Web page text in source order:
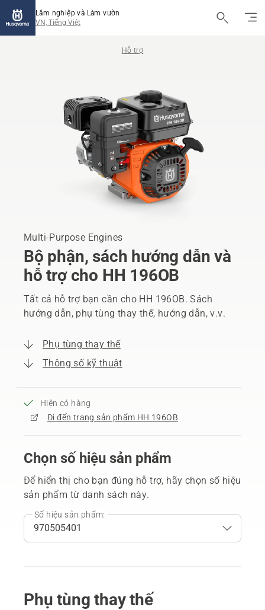
Lâm nghiệp và Làm vườn
VN, Tiếng Việt
Hỗ trợ
Multi-Purpose Engines
Bộ phận, sách hướng dẫn và
hỗ trợ cho HH 196OB
Tất cả hỗ trợ bạn cần cho HH 196OB. Sách
hướng dẫn, phụ tùng thay thế, hướng dẫn, v.v.
Phụ tùng thay thế
Thông số kỹ thuật
Hiện có hàng
Đi đến trang sản phẩm HH 196OB
Chọn số hiệu sản phẩm
Để hiển thị cho bạn đúng hỗ trợ, hãy chọn số hiệu
sản phẩm từ danh sách này.
Số hiệu sản phẩm:
Phụ tùng thay thế